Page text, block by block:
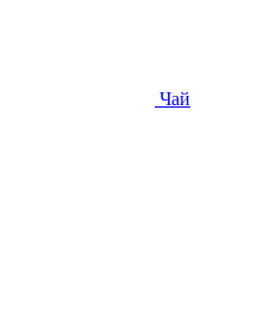
Чай